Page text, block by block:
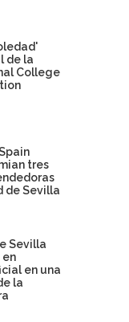
de la
College
tres
de Sevilla
Sevilla
en
en una
la